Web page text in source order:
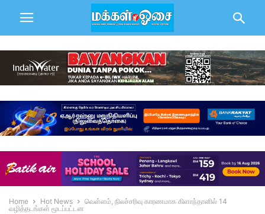
Home Hot News
வெள்ளம், நிலச்சரிவு காரணமாக கிளாந்தானில் 14
வழித்தடங்கள் மூடப்பட்டன